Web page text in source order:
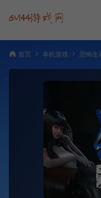
首页 单机游戏 恐怖生